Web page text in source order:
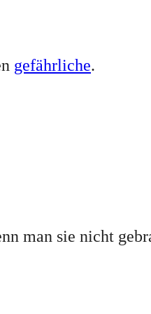
gefährliche.
man sie nicht